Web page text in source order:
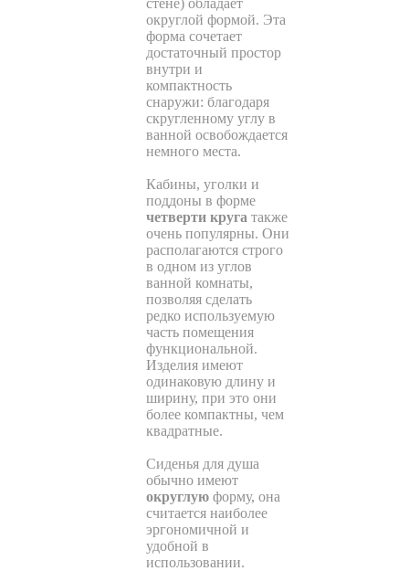
округлой формой. Эта
форма сочетает
достаточный простор
внутри и
компактность
снаружи: благодаря
скругленному углу в
ванной освобождается
немного места.
Кабины, уголки и
поддоны в форме
четверти круга также
очень популярны. Они
располагаются строго
в одном из углов
ванной комнаты,
позволяя сделать
редко используемую
часть помещения
функциональной.
Изделия имеют
одинаковую длину и
ширину, при это они
более компактны, чем
квадратные.
Сиденья для душа
обычно имеют
округлую форму, она
считается наиболее
эргономичной и
удобной в
использовании.